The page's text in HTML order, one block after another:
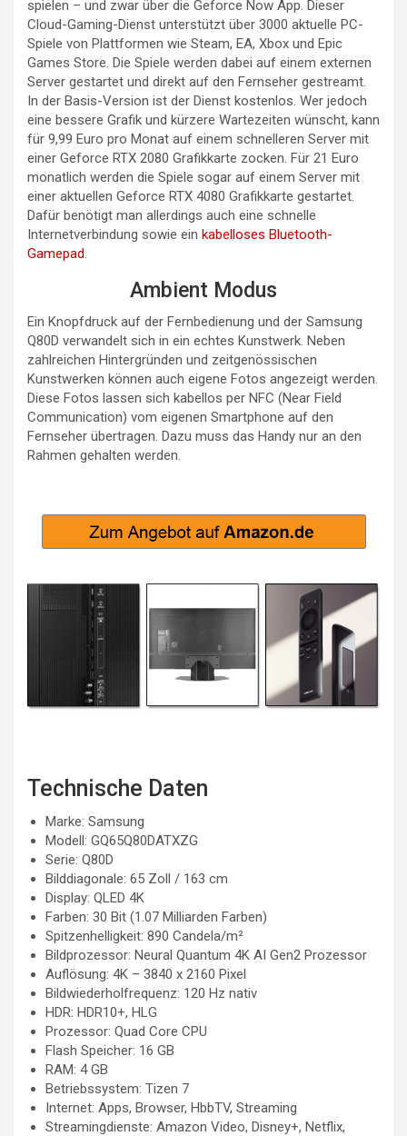
spielen – und zwar über die Geforce Now App. Dieser
Cloud-Gaming-Dienst unterstützt über 3000 aktuelle PC-
Spiele von Plattformen wie Steam, EA, Xbox und Epic
Games Store. Die Spiele werden dabei auf einem externen
Server gestartet und direkt auf den Fernseher gestreamt.
In der Basis-Version ist der Dienst kostenlos. Wer jedoch
eine bessere Grafik und kürzere Wartezeiten wünscht, kann
für 9,99 Euro pro Monat auf einem schnelleren Server mit
einer Geforce RTX 2080 Grafikkarte zocken. Für 21 Euro
monatlich werden die Spiele sogar auf einem Server mit
einer aktuellen Geforce RTX 4080 Grafikkarte gestartet.
Dafür benötigt man allerdings auch eine schnelle
Internetverbindung sowie ein kabelloses Bluetooth-
Gamepad.
Ambient Modus
Ein Knopfdruck auf der Fernbedienung und der Samsung
Q80D verwandelt sich in ein echtes Kunstwerk. Neben
zahlreichen Hintergründen und zeitgenössischen
Kunstwerken können auch eigene Fotos angezeigt werden.
Diese Fotos lassen sich kabellos per NFC (Near Field
Communication) vom eigenen Smartphone auf den
Fernseher übertragen. Dazu muss das Handy nur an den
Rahmen gehalten werden.
Technische Daten
Marke: Samsung
Modell: GQ65Q80DATXZG
Serie: Q80D
Bilddiagonale: 65 Zoll / 163 cm
Display: QLED 4K
Farben: 30 Bit (1.07 Milliarden Farben)
Spitzenhelligkeit: 890 Candela/m²
Bildprozessor: Neural Quantum 4K AI Gen2 Prozessor
Auflösung: 4K – 3840 x 2160 Pixel
Bildwiederholfrequenz: 120 Hz nativ
HDR: HDR10+, HLG
Prozessor: Quad Core CPU
Flash Speicher: 16 GB
RAM: 4 GB
Betriebssystem: Tizen 7
Internet: Apps, Browser, HbbTV, Streaming
Streamingdienste: Amazon Video, Disney+, Netflix,